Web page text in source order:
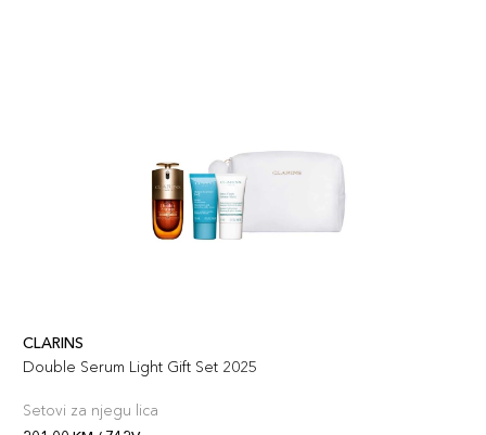
CLARINS
Double Serum Light Gift Set 2025
Setovi za njegu lica